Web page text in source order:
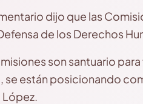
dijo que las
de los Derechos
son santuario
se están posicionando